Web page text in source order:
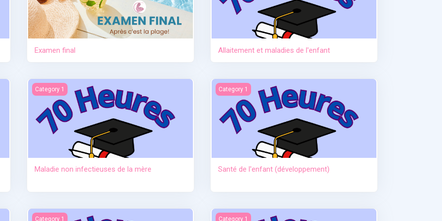
Examen final Allaitement et maladies de l'enfant
Maladie non infectieuses de la mère
Category 1
Maladie non infectieuses de la mère
Santé de l'enfant (développement)
Category 1
Santé de l'enfant (développement)
sevrage)Anatomie et physiologie
Category 1 Ictère et hypoglycémie
Category 1